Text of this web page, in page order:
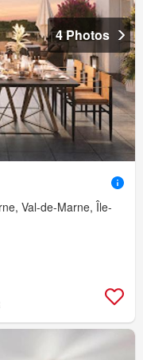
4 Photos
Val-de-Marne, Île-